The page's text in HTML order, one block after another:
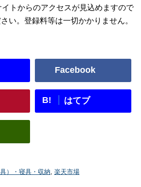
トからのアクセスが見込めますので
い。登録料等は一切かかりません。
Facebook
B! はてブ
）・寝具・収納, 楽天市場